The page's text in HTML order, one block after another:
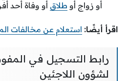
أو زواج أو طلاق أو وفاة أحد
اقرأ أيضًا: استعلام عن مخالفات
رابط التسجيل في
لشؤون اللاجئين